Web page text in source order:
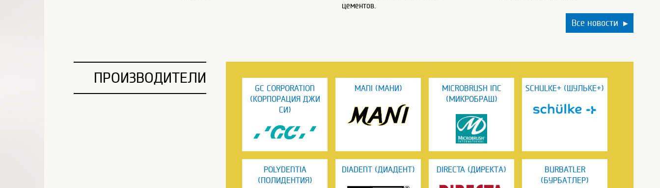
цементов.
Все новости ▶
ПРОИЗВОДИТЕЛИ
GC CORPORATION
(КОРПОРАЦИЯ ДЖИ
СИ)
MANI (МАНИ)
MICROBRUSH INC
(МИКРОБРАШ)
SCHULKE+ (ШУЛЬКЕ+)
POLYDENTIA
(ПОЛИДЕНТИЯ)
DIADENT (ДИАДЕНТ) DIRECTA (ДИРЕКТА)
BURBATLER
(БУРБАТЛЕР)